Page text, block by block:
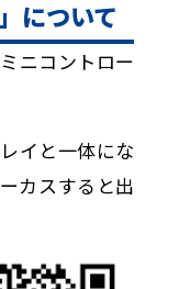
について
ニコントロー
イと一体にな
カスすると出